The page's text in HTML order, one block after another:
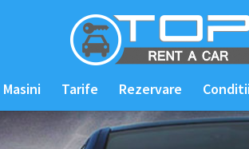
Masini Tarife Rezervare